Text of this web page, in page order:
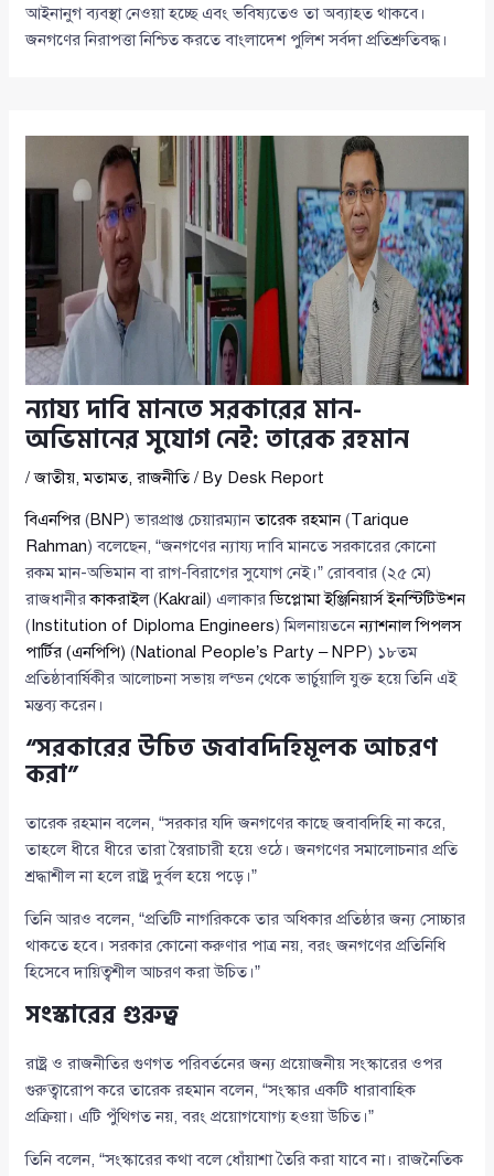
আইনানুগ ব্যবস্থা নেওয়া হচ্ছে এবং ভবিষ্যতেও তা অব্যাহত থাকবে।
জনগণের নিরাপত্তা নিশ্চিত করতে বাংলাদেশ পুলিশ সর্বদা প্রতিশ্রুতিবদ্ধ।
ন্যায্য দাবি মানতে সরকারের মান-
অভিমানের সুযোগ নেই: তারেক রহমান
/জাতীয়,মতামত,রাজনীতি/ By Desk Report
বিএনপির (BNP) ভারপ্রাপ্ত চেয়ারম্যানতারেক রহমান(Tarique
Rahman) বলেছেন, “জনগণের ন্যায্য দাবি মানতে সরকারের কোনো
রকম মান-অভিমান বা রাগ-বিরাগের সুযোগ নেই।” রোববার (২৫ মে)
রাজধানীরকাকরাইল(Kakrail) এলাকারডিপ্লোমা ইঞ্জিনিয়ার্স ইনস্টিটিউশন
(Institution of Diploma Engineers) মিলনায়তনেন্যাশনাল পিপলস
পার্টির (এনপিপি) (National People’s Party – NPP) ১৮তম
প্রতিষ্ঠাবার্ষিকীর আলোচনা সভায় লন্ডন থেকে ভার্চুয়ালি যুক্ত হয়ে তিনি এই
মন্তব্য করেন।
“সরকারের উচিত জবাবদিহিমূলক আচরণ
করা”
তারেক রহমান বলেন, “সরকার যদি জনগণের কাছে জবাবদিহি না করে,
তাহলে ধীরে ধীরে তারা স্বৈরাচারী হয়ে ওঠে। জনগণের সমালোচনার প্রতি
শ্রদ্ধাশীল না হলে রাষ্ট্র দুর্বল হয়ে পড়ে।”
তিনি আরও বলেন, “প্রতিটি নাগরিককে তার অধিকার প্রতিষ্ঠার জন্য সোচ্চার
থাকতে হবে। সরকার কোনো করুণার পাত্র নয়, বরং জনগণের প্রতিনিধি
হিসেবে দায়িত্বশীল আচরণ করা উচিত।”
সংস্কারের গুরুত্ব
রাষ্ট্র ও রাজনীতির গুণগত পরিবর্তনের জন্য প্রয়োজনীয় সংস্কারের ওপর
গুরুত্বারোপ করে তারেক রহমান বলেন, “সংস্কার একটি ধারাবাহিক
প্রক্রিয়া। এটি পুঁথিগত নয়, বরং প্রয়োগযোগ্য হওয়া উচিত।”
তিনি বলেন, “সংস্কারের কথা বলে ধোঁয়াশা তৈরি করা যাবে না। রাজনৈতিক